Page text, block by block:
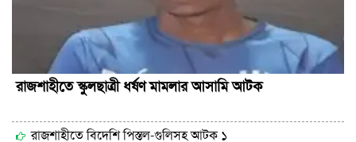
রাজশাহীতে স্কুলছাত্রী ধর্ষণ মামলার আসামি আটক
রাজশাহীতে বিদেশি পিস্তল-গুলিসহ আটক ১